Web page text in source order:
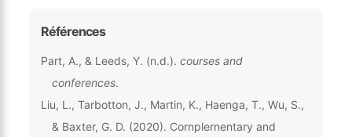
Références
Part, A., & Leeds, Y. (n.d.). courses and
conferences.
Liu, L., Tarbotton, J., Martin, K., Haenga, T., Wu, S.,
& Baxter, G. D. (2020). Cornplernentary and